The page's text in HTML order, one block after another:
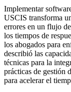
Implementar
USCIS transforma
errores en un flujo
los tiempos de
los abogados para
describió las
técnicas para la
prácticas de gestión
para acelerar el